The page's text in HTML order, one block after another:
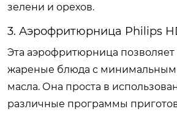
зелени и орехов.
3. Аэрофритюрница Philips
Эта аэрофритюрница позволяет
жареные блюда с минимальным
масла. Она проста в
различные программы